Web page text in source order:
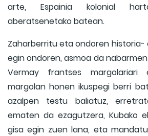
arte, Espainia kolonial
aberatsenetako batean.
Zaharberritu eta ondoren
egin ondoren, asmoa da
Vermay frantses
margolan honen ikuspegi berri
azalpen testu baliatuz,
ematen da ezagutzera, Kubako
gisa egin zuen lana, eta